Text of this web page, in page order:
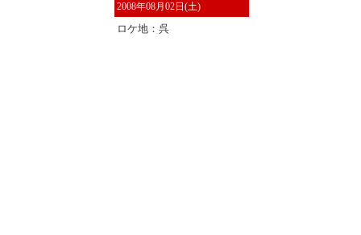
2008年08月02日(土)
ロケ地：呉